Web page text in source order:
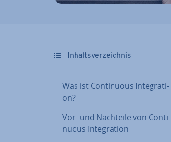
In­halts­ver­zeich­nis
Was ist Con­ti­nuous In­te­gra­ti­
on?
Vor- und Nachteile von Con­ti­
nuous In­te­gra­ti­on